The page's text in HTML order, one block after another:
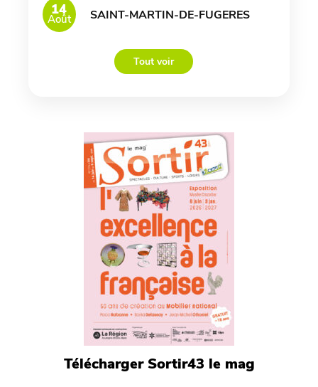
14
Août SAINT-MARTIN-DE-FUGERES
Tout voir
Télécharger Sortir43 le mag